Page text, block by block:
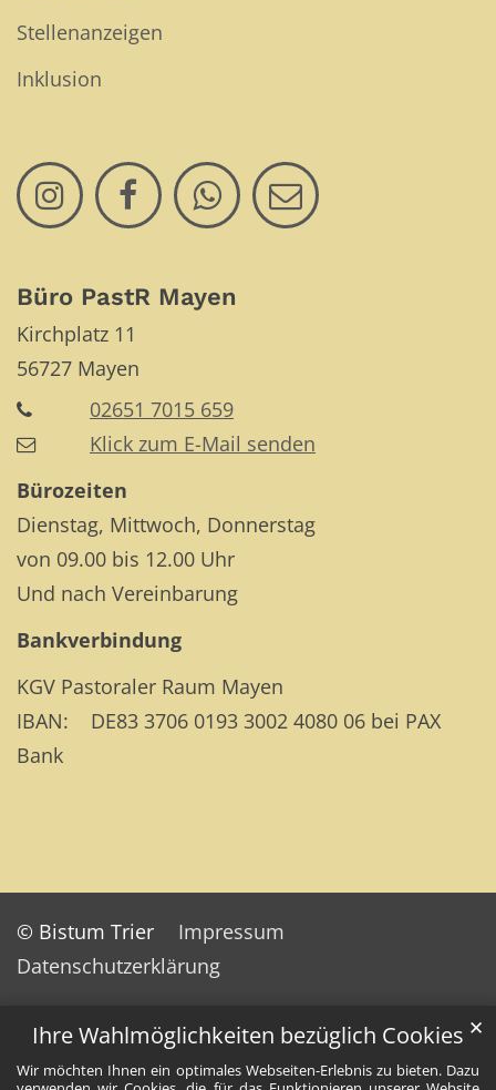
Ihre Wahlmöglichkeiten bezüglich Cookies
Wir möchten Ihnen ein optimales Webseiten-Erlebnis zu bieten. Dazu
✕
Stellenanzeigen
Inklusion
Büro PastR Mayen
Kirchplatz 11
56727 Mayen
02651 7015 659
Klick zum E-Mail senden
Bürozeiten
Dienstag, Mittwoch, Donnerstag
von 09.00 bis 12.00 Uhr
Und nach Vereinbarung
Bankverbindung
KGV Pastoraler Raum Mayen
IBAN: DE83 3706 0193 3002 4080 06 bei PAX
Bank
© Bistum Trier
Impressum
Datenschutzerklärung